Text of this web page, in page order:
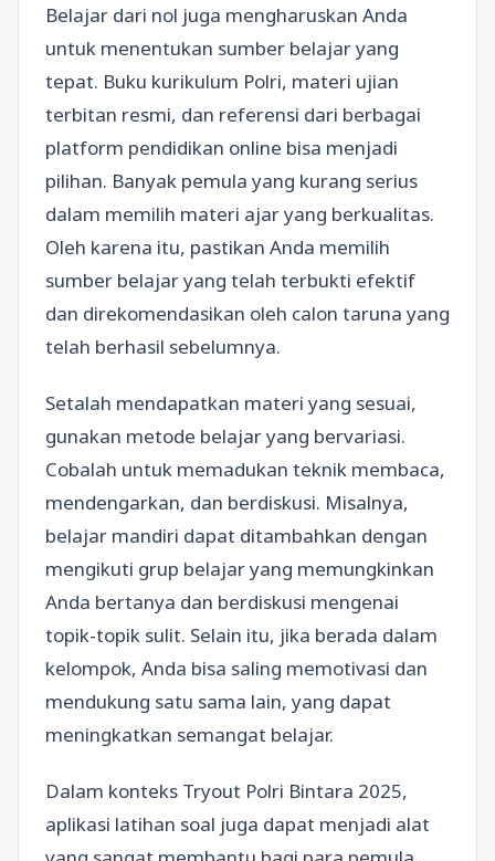
Belajar dari nol juga mengharuskan Anda
untuk menentukan sumber belajar yang
tepat. Buku kurikulum Polri, materi ujian
terbitan resmi, dan referensi dari berbagai
platform pendidikan online bisa menjadi
pilihan. Banyak pemula yang kurang serius
dalam memilih materi ajar yang berkualitas.
Oleh karena itu, pastikan Anda memilih
sumber belajar yang telah terbukti efektif
dan direkomendasikan oleh calon taruna yang
telah berhasil sebelumnya.
Setalah mendapatkan materi yang sesuai,
gunakan metode belajar yang bervariasi.
Cobalah untuk memadukan teknik membaca,
mendengarkan, dan berdiskusi. Misalnya,
belajar mandiri dapat ditambahkan dengan
mengikuti grup belajar yang memungkinkan
Anda bertanya dan berdiskusi mengenai
topik-topik sulit. Selain itu, jika berada dalam
kelompok, Anda bisa saling memotivasi dan
mendukung satu sama lain, yang dapat
meningkatkan semangat belajar.
Dalam konteks Tryout Polri Bintara 2025,
aplikasi latihan soal juga dapat menjadi alat